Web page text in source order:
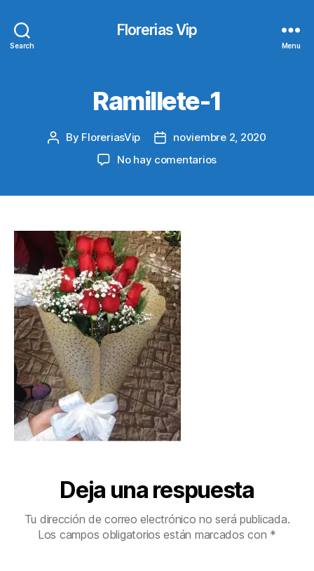
Search
Florerias Vip
Menu
Ramillete-1
Post
By FloreriasVip
Postnoviembre 2, 2020
No hay comentariosen
Deja una respuesta
Tu dirección de correo electrónico no será publicada.
Los campos obligatorios están marcados con *